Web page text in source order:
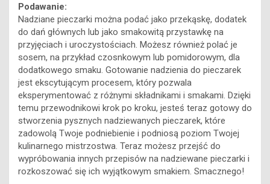
Podawanie:
Nadziane pieczarki można podać jako przekąskę, dodatek
do dań głównych lub jako smakowitą przystawkę na
przyjęciach i uroczystościach. Możesz również polać je
sosem, na przykład czosnkowym lub pomidorowym, dla
dodatkowego smaku. Gotowanie nadzienia do pieczarek
jest ekscytującym procesem, który pozwala
eksperymentować z różnymi składnikami i smakami. Dzięki
temu przewodnikowi krok po kroku, jesteś teraz gotowy do
stworzenia pysznych nadziewanych pieczarek, które
zadowolą Twoje podniebienie i podniosą poziom Twojej
kulinarnego mistrzostwa. Teraz możesz przejść do
wypróbowania innych przepisów na nadziewane pieczarki i
rozkoszować się ich wyjątkowym smakiem. Smacznego!